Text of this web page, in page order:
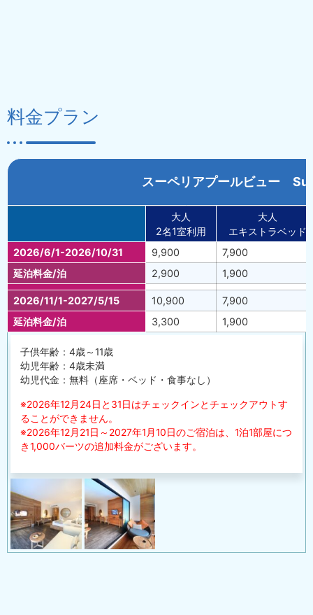
料金プラン
スーペリアプールビュー
大人
2名1室利用
大人
エキストラベッド
2026/6/1-2026/10/31
9,900
7,900
延泊料金/泊
2,900 1,900
2026/11/1-2027/5/15 10,900
7,900
延泊料金/泊
3,300 1,900
子供年齢：4歳～11歳
幼児年齢：4歳未満
幼児代金：無料（座席・ベッド・食事なし）
※2026年12月24日と31日はチェックインとチェックアウトす
ることができません。
※2026年12月21日～2027年1月10日のご宿泊は、1泊1部屋につ
き1,000バーツの追加料金がございます。